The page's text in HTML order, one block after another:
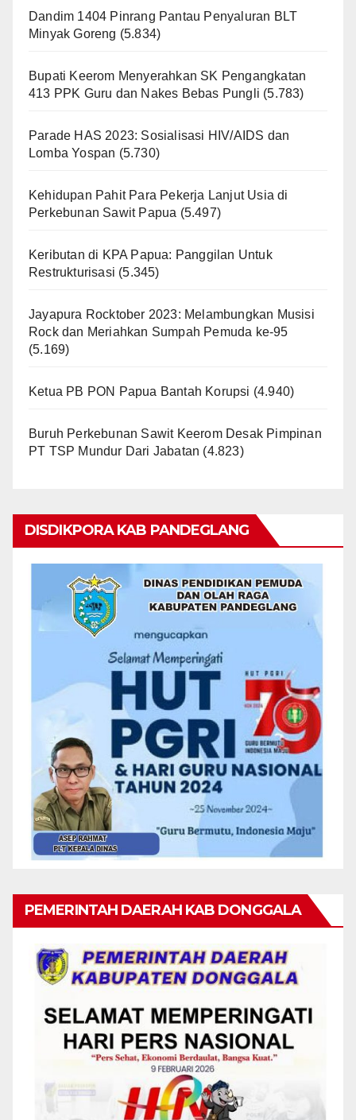
Dandim 1404 Pinrang Pantau Penyaluran BLT
Minyak Goreng (5.834)
Bupati Keerom Menyerahkan SK Pengangkatan
413 PPK Guru dan Nakes Bebas Pungli (5.783)
Parade HAS 2023: Sosialisasi HIV/AIDS dan
Lomba Yospan (5.730)
Kehidupan Pahit Para Pekerja Lanjut Usia di
Perkebunan Sawit Papua (5.497)
Keributan di KPA Papua: Panggilan Untuk
Restrukturisasi (5.345)
Jayapura Rocktober 2023: Melambungkan Musisi
Rock dan Meriahkan Sumpah Pemuda ke-95
(5.169)
Ketua PB PON Papua Bantah Korupsi (4.940)
Buruh Perkebunan Sawit Keerom Desak Pimpinan
PT TSP Mundur Dari Jabatan (4.823)
DISDIKPORA KAB PANDEGLANG
PEMERINTAH DAERAH KAB DONGGALA